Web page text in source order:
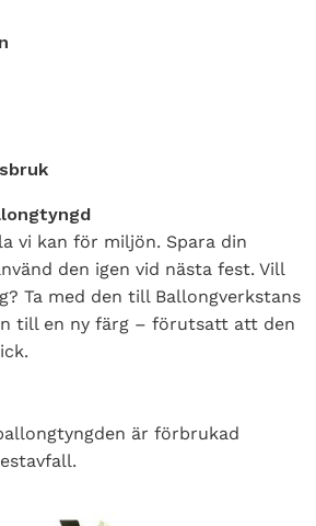
vi kan för miljön. Spara din
den igen vid nästa fest. Vill
Ta med den till Ballongverkstans
till en ny färg – förutsatt att den
är förbrukad